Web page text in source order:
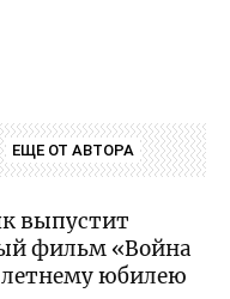
ЕЩЕ ОТ АВТОРА
выпустит
фильм «Война
юбилею